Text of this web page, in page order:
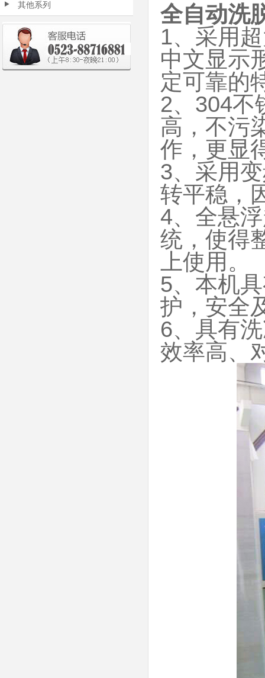
其他系列
全自动洗
1、采用
中文显示
定可靠的
2、304不
高，不污
作，更显
3、采用
转平稳，
4、全悬
统，使得
上使用。
5、本机
护，安全
6、具有
效率高、